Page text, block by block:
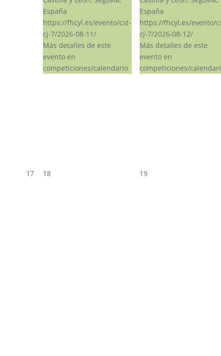
España
https://fhcyl.es/evento/cst-
cj-7/2026-08-11/
Más detalles de este
evento en
competiciones/calendario
España
https://fhcyl.es/evento/
cj-7/2026-08-12/
Más detalles de este
evento en
competiciones/
17 18 19